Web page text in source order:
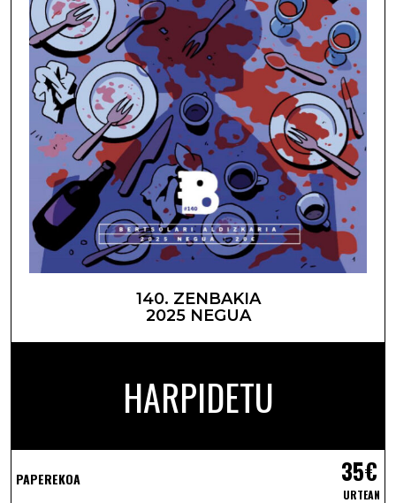
140. ZENBAKIA
2025 NEGUA
HARPIDETU
PAPEREKOA 35€
URTEAN